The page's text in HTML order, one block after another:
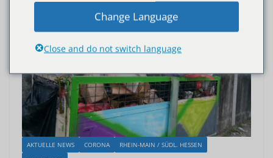
AKTUELLE NEWS CORONA
RHEIN-MAIN / SÜDL. HESSEN
Change Language
Close and do not switch language